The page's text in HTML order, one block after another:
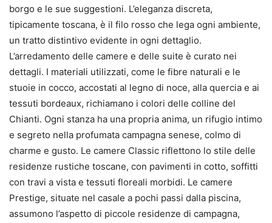
borgo e le sue suggestioni. L’eleganza discreta,
tipicamente toscana, è il filo rosso che lega ogni ambiente,
un tratto distintivo evidente in ogni dettaglio.
L’arredamento delle camere e delle suite è curato nei
dettagli. I materiali utilizzati, come le fibre naturali e le
stuoie in cocco, accostati al legno di noce, alla quercia e ai
tessuti bordeaux, richiamano i colori delle colline del
Chianti. Ogni stanza ha una propria anima, un rifugio intimo
e segreto nella profumata campagna senese, colmo di
charme e gusto. Le camere Classic riflettono lo stile delle
residenze rustiche toscane, con pavimenti in cotto, soffitti
con travi a vista e tessuti floreali morbidi. Le camere
Prestige, situate nel casale a pochi passi dalla piscina,
assumono l’aspetto di piccole residenze di campagna,